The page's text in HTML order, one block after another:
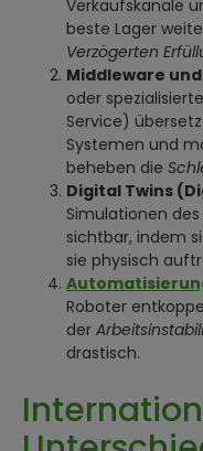
Verkaufskanäle
beste Lager
Verzögerten
Middleware
oder
Service)
Systemen und
beheben die
Digital Twins
Simulationen
sichtbar, indem
sie physisch
Roboter
der
drastisch.